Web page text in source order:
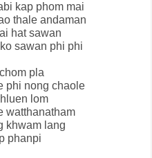
kap phom mai
thale andaman
hat sawan
sawan phi phi
pla
phi nong chaole
lom
watthanatham
khwam lang
phanpi